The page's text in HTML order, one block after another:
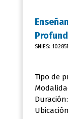
SNIES: 102851
Tipo de